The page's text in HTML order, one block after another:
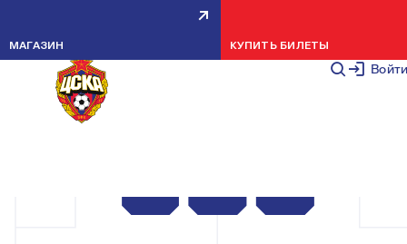
Войти
МАГАЗИН КУПИТЬ БИЛЕТЫ